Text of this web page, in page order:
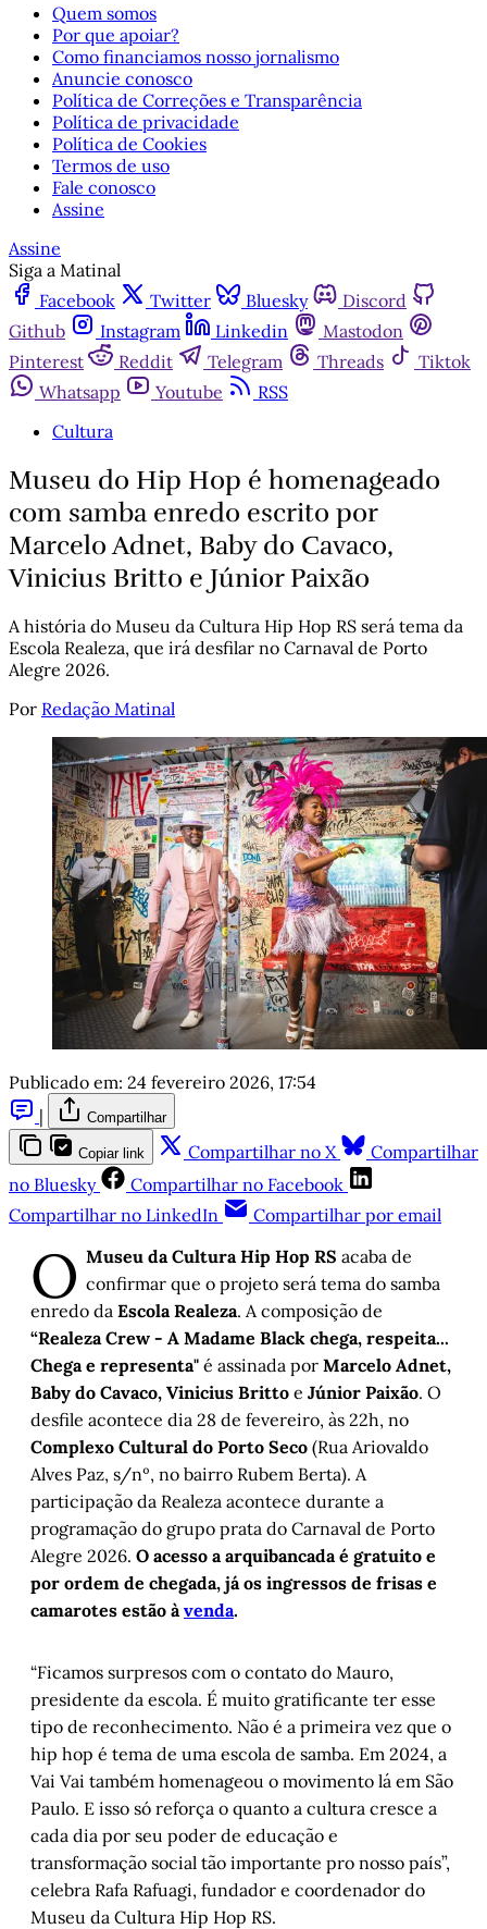
Quem somos
Por que apoiar?
Como financiamos nosso jornalismo
Anuncie conosco
Política de Correções e Transparência
Política de privacidade
Política de Cookies
Termos de uso
Fale conosco
Assine
Assine
Siga a Matinal
Facebook
Twitter Bluesky
Discord
Github
Instagram Linkedin
Mastodon
Pinterest
Reddit Telegram Threads
Tiktok
Whatsapp
Youtube
RSS
Cultura
Museu do Hip Hop é homenageado
com samba enredo escrito por
Marcelo Adnet, Baby do Cavaco,
Vinicius Britto e Júnior Paixão
A história do Museu da Cultura Hip Hop RS será tema da
Escola Realeza, que irá desfilar no Carnaval de Porto
Alegre 2026.
Por Redação Matinal
Publicado em: 24 fevereiro 2026, 17:54
|
Compartilhar
Copiar link Compartilhar no X
Compartilhar
no Bluesky
Compartilhar no Facebook
Compartilhar no LinkedIn
Compartilhar por email
O Museu da Cultura Hip Hop RS acaba de
confirmar que o projeto será tema do samba
enredo da Escola Realeza. A composição de
“Realeza Crew - A Madame Black chega, respeita...
Chega e representa" é assinada por Marcelo Adnet,
Baby do Cavaco, Vinicius Britto e Júnior Paixão. O
desfile acontece dia 28 de fevereiro, às 22h, no
Complexo Cultural do Porto Seco (Rua Ariovaldo
Alves Paz, s/nº, no bairro Rubem Berta). A
participação da Realeza acontece durante a
programação do grupo prata do Carnaval de Porto
Alegre 2026. O acesso a arquibancada é gratuito e
por ordem de chegada, já os ingressos de frisas e
camarotes estão à venda.
“Ficamos surpresos com o contato do Mauro,
presidente da escola. É muito gratificante ter esse
tipo de reconhecimento. Não é a primeira vez que o
hip hop é tema de uma escola de samba. Em 2024, a
Vai Vai também homenageou o movimento lá em São
Paulo. E isso só reforça o quanto a cultura cresce a
cada dia por seu poder de educação e
transformação social tão importante pro nosso país”,
celebra Rafa Rafuagi, fundador e coordenador do
Museu da Cultura Hip Hop RS.